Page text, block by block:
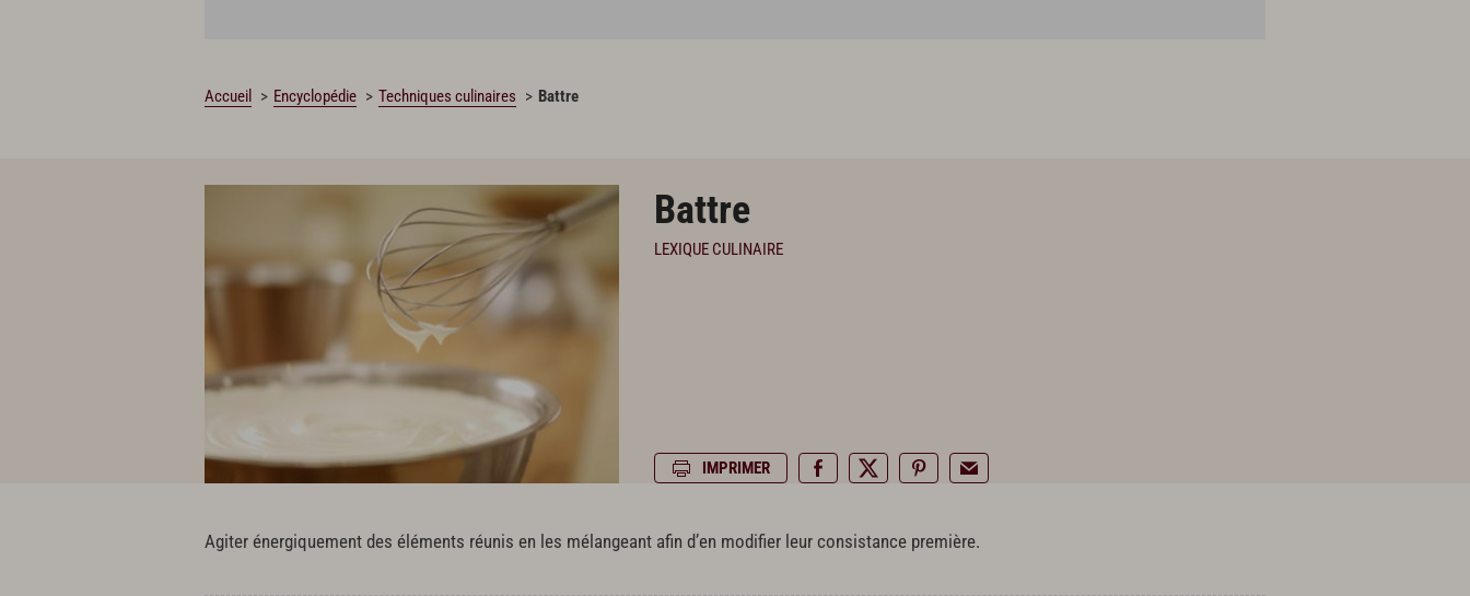
Accueil Encyclopédie Techniques culinaires Battre
Battre
LEXIQUE CULINAIRE
IMPRIMER
Agiter énergiquement des éléments réunis en les mélangeant afin d’en modifier leur consistance première.